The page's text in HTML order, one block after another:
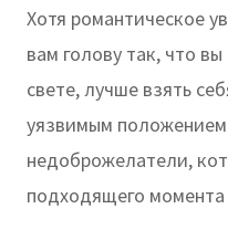
Хотя романтическое
вам голову так, что
свете, лучше взять
уязвимым положением
недоброжелатели,
подходящего